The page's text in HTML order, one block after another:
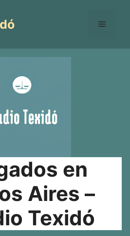
Menú
en
Aires –
Texidó